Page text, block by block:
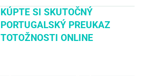
KÚPTE SI SKUTOČNÝ
PORTUGALSKÝ PREUKAZ
TOTOŽNOSTI ONLINE